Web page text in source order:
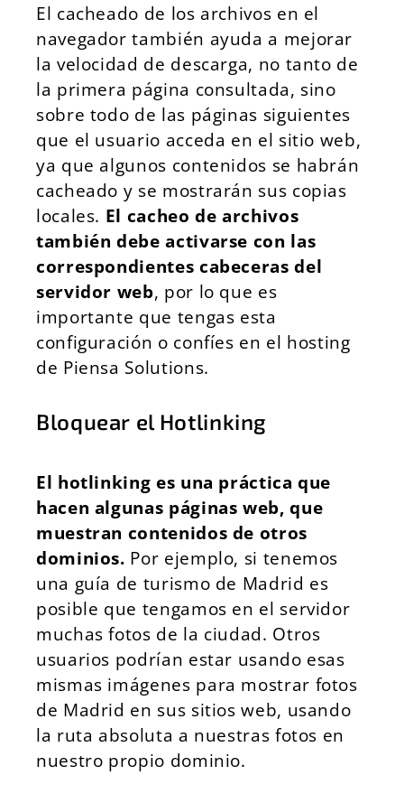
El cacheado de los archivos en el
navegador también ayuda a mejorar
la velocidad de descarga, no tanto de
la primera página consultada, sino
sobre todo de las páginas siguientes
que el usuario acceda en el sitio web,
ya que algunos contenidos se habrán
cacheado y se mostrarán sus copias
locales. El cacheo de archivos
también debe activarse con las
correspondientes cabeceras del
servidor web, por lo que es
importante que tengas esta
configuración o confíes en el hosting
de Piensa Solutions.
Bloquear el Hotlinking
El hotlinking es una práctica que
hacen algunas páginas web, que
muestran contenidos de otros
dominios. Por ejemplo, si tenemos
una guía de turismo de Madrid es
posible que tengamos en el servidor
muchas fotos de la ciudad. Otros
usuarios podrían estar usando esas
mismas imágenes para mostrar fotos
de Madrid en sus sitios web, usando
la ruta absoluta a nuestras fotos en
nuestro propio dominio.